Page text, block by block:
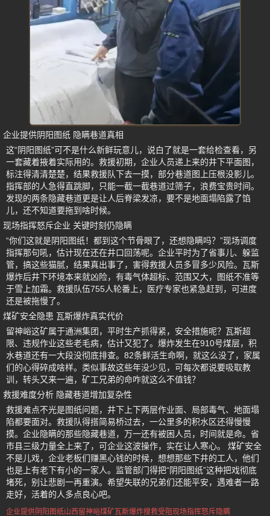
企业提供阴阳图纸 隐瞒巷道真相
这“阴阳图纸”可不是什么新鲜玩意儿，说白了就是一套给检查看，另
一套藏着掖着实际用的。救援初期，企业人员递上来的井下平面图，
标注得清清楚楚，结果救援队下去一摸，部分巷道图上压根没影儿。
指挥部的人急得直跳脚，只能一截一截巷道过筛子，浪费宝贵时间。
发现的两条隐藏巷道更是让人后脊梁发凉，要不是地面塌陷露了馅
儿，还不知道要拖到啥时候。
现场指挥怒斥企业 关键时刻仍隐瞒
“你们这就是阴阳图纸！都到这个节骨眼了，还想隐瞒吗？”现场调度
指挥那句吼，估计现在还在井口回荡呢。企业平时为了省事儿、躲监
管，搞这些猫腻，结果真出事了，害得救援人员多冒多少风险。瓦斯
爆炸后井下环境本来就凶险，有毒气体超标、范围又大，图纸不准等
于雪上加霜。救援队伍755人轮番上，医疗专家也紧急赶到，可进度
还是被拖慢了。
煤矿安全隐患 瓦斯爆炸真实代价
留神峪这矿属于通洲集团，平时生产抓得紧，安全措施呢？瓦斯超
限、违规作业这些老毛病，估计又犯了。爆炸发生在910号煤层，积
水巷道还有一大段没彻底排查。82条鲜活生命啊，就这么没了，家属
们的心得碎成啥样。类似事故这些年没少见，可每次都说要吸取教
训，转头又来一遍，矿工兄弟的命咋就这么不值钱？
救援难度分析 隐藏巷道增加复杂性
救援难点不光是图纸问题，井下上下两层作业面、局部毒气、地面塌
陷都要面对。救援队得搭简易桥过去，一公里多的积水区还得慢慢
摸。企业隐瞒的那些隐藏巷道，万一还有被困人员，时间就是命。省
市县三级力量全上来了，可企业这波操作，实在让人寒心。 煤矿安全
不是儿戏，企业老板们赚黑心钱的时候，想想那些下井的工人，他们
也是上有老下有小的一家人。监管部门得把“阴阳图纸”这种把戏彻底
堵死，别让悲剧一再重演。希望失联的兄弟们还能平安，遇难者一路
走好，活着的人多点良心吧。
企业提供阴阳图纸山西留神峪煤矿瓦斯爆炸搜救受阻现场指挥怒斥隐瞒